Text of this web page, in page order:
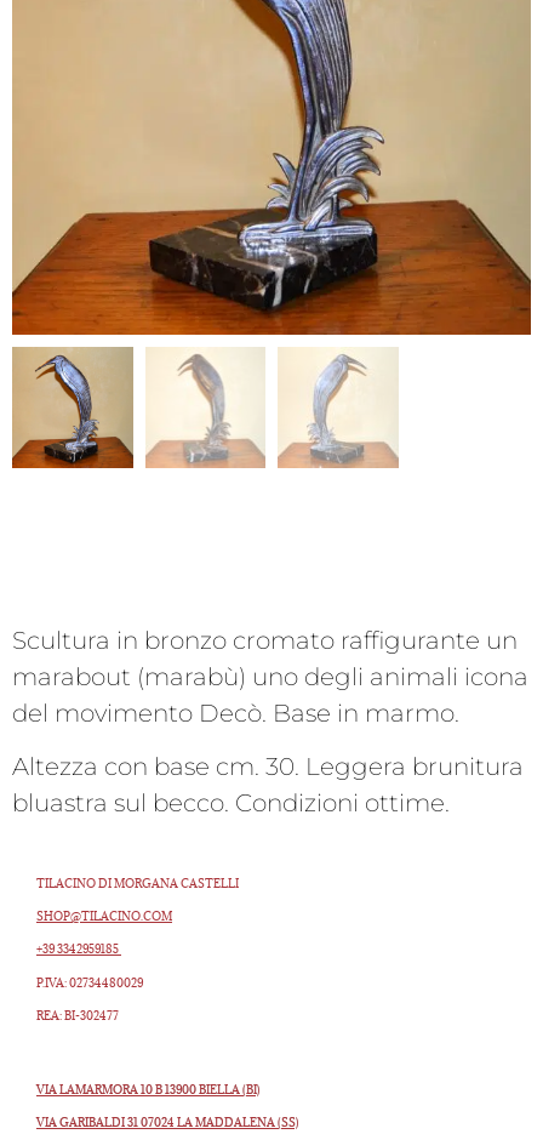
Scultura in bronzo cromato raffigurante un
marabout (marabù) uno degli animali icona
del movimento Decò. Base in marmo.
Altezza con base cm. 30. Leggera brunitura
bluastra sul becco. Condizioni ottime.
TILACINO DI MORGANA CASTELLI
SHOP@TILACINO.COM
+39 3342959185
P.IVA: 02734480029
REA: BI-302477
VIA LAMARMORA 10 B 13900 BIELLA (BI)
VIA GARIBALDI 31 07024 LA MADDALENA (SS)